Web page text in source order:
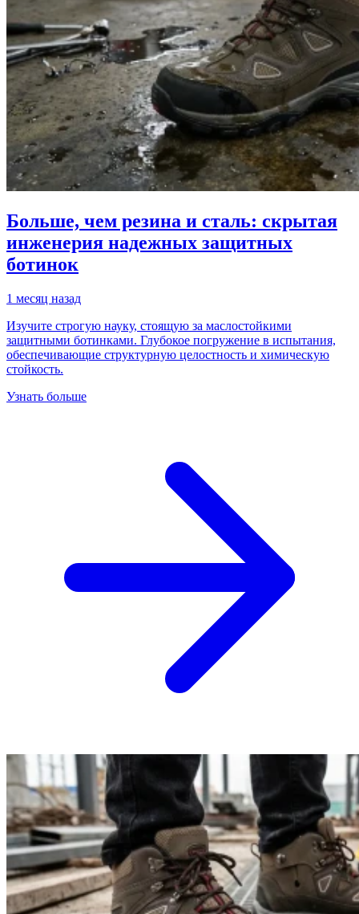
Больше, чем резина и сталь: скрытая
инженерия надежных защитных
ботинок
1 месяц назад
Изучите строгую науку, стоящую за маслостойкими
защитными ботинками. Глубокое погружение в испытания,
обеспечивающие структурную целостность и химическую
стойкость.
Узнать больше